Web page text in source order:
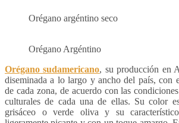
Orégano argéntino seco
Orégano Argéntino
Orégano sudamericano, su producción en
diseminada a lo largo y ancho del país, con
de cada zona, de acuerdo con las
culturales de cada una de ellas. Su color
grisáceo o verde oliva y su